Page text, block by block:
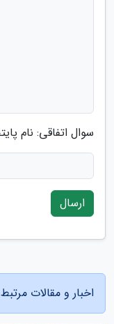
سوال اتفاقی: نام
ارسال
اخبار و مقالات مرتبط